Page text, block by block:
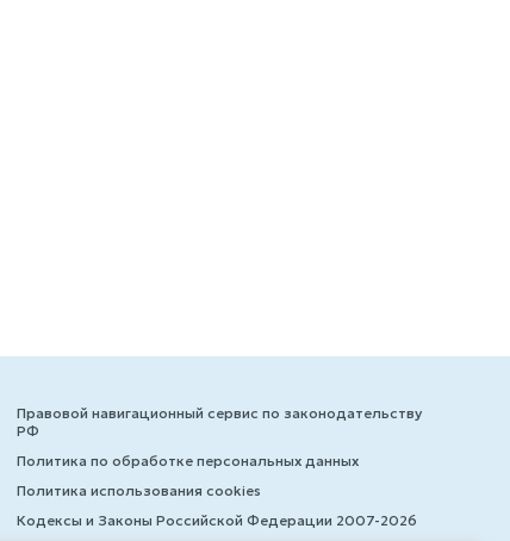
Правовой навигационный сервис по законодательству
РФ
Политика по обработке персональных данных
Политика использования cookies
Кодексы и Законы Российской Федерации 2007-2026